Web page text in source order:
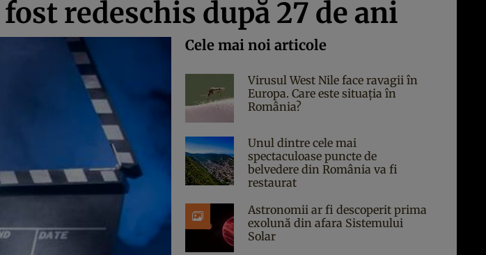
redeschis după 27 de ani
Cele mai noi articole
Virusul West Nile face ravagii în
Europa. Care este situația în
România?
Unul dintre cele mai
spectaculoase puncte de
belvedere din România va fi
restaurat
Astronomii ar fi descoperit prima
exolună din afara Sistemului
Solar